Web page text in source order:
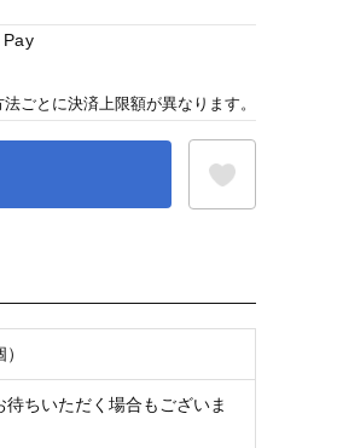
ちいただく場合もございま
Pay
ごとに決済上限額が異なります。